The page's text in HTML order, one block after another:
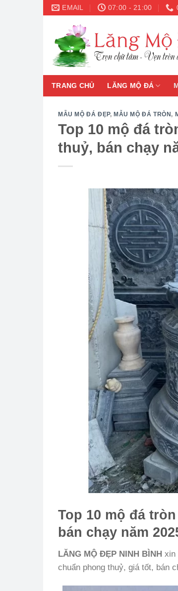
Skip
content
EMAIL 07:00 - 21:00
TRANG CHỦ LĂNG MỘ ĐÁ
MẪU MỘ ĐÁ ĐẸP, MẪU MỘ ĐÁ TRÒN ,
Top 10 mộ đá
thuỷ, bán chạy
Top 10 mộ đá
bán chạy năm
LĂNG MỘ ĐẸP NINH BÌNH xin
chuẩn phong thuỷ, giá tốt, bán